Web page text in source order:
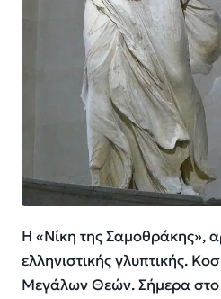
Η «Νίκη της Σαμοθράκης»,
ελληνιστικής γλυπτικής.
Μεγάλων Θεών. Σήμερα